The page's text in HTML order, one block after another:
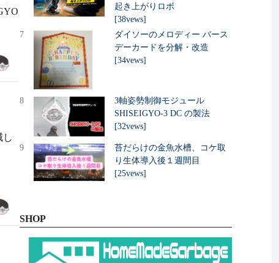
し
起き上がりロボ
[38vews]
7
ダイソーのメロディー バース
デーカードを分解・改造
[34vews]
8
3軸姿勢制御モジュール
SHISEIGYO-3 DC の製法
[32vews]
9
苔だらけの金魚水槽、コケ取
り生体導入後１週間目
[25vews]
SHOP